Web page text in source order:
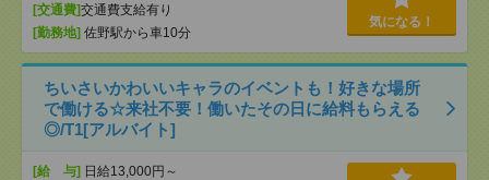
[交通費]交通費支給有り
[勤務地] 佐野駅から車10分
気になる！
ちいさいかわいいキャラのイベントも！好きな場所
で働ける☆来社不要！働いたその日に給料もらえる
◎/T1[アルバイト]
[給 与] 日給13,000円～